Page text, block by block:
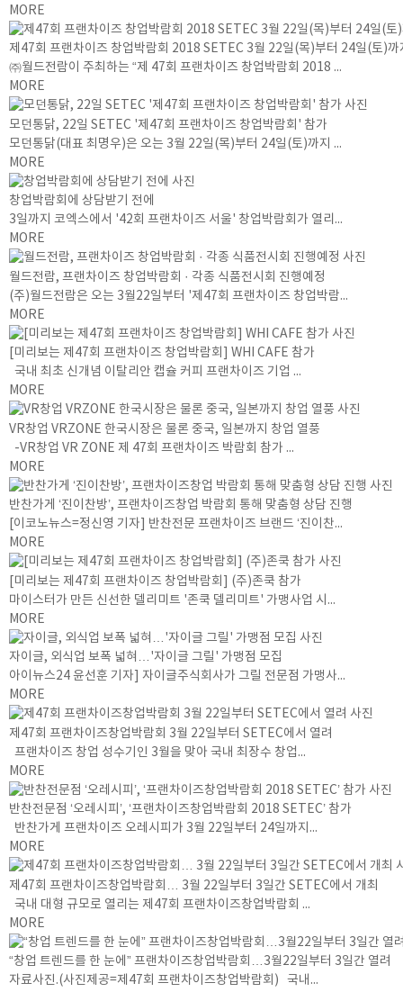
MORE
제47회 프랜차이즈 창업박람회 2018 SETEC 3월 22일(목)부터 24일(토)까
㈜월드전람이 주최하는 “제 47회 프랜차이즈 창업박람회 2018 ...
MORE
모던통닭, 22일 SETEC '제47회 프랜차이즈 창업박람회' 참가
모던통닭(대표 최명우)은 오는 3월 22일(목)부터 24일(토)까지 ...
MORE
창업박람회에 상담받기 전에
3일까지 코엑스에서 '42회 프랜차이즈 서울' 창업박람회가 열리...
MORE
월드전람, 프랜차이즈 창업박람회 · 각종 식품전시회 진행예정
(주)월드전람은 오는 3월22일부터 '제47회 프랜차이즈 창업박람...
MORE
[미리보는 제47회 프랜차이즈 창업박람회] WHI CAFE 참가
국내 최초 신개념 이탈리안 캡슐 커피 프랜차이즈 기업 ...
MORE
VR창업 VRZONE 한국시장은 물론 중국, 일본까지 창업 열풍
-VR창업 VR ZONE 제 47회 프랜차이즈 박람회 참가 ...
MORE
반찬가게 ‘진이찬방’, 프랜차이즈창업 박람회 통해 맞춤형 상담 진행
[이코노뉴스=정신영 기자] 반찬전문 프랜차이즈 브랜드 ‘진이찬...
MORE
[미리보는 제47회 프랜차이즈 창업박람회] (주)존쿡 참가
마이스터가 만든 신선한 델리미트 '존쿡 델리미트' 가맹사업 시...
MORE
자이글, 외식업 보폭 넓혀…'자이글 그릴' 가맹점 모집
아이뉴스24 윤선훈 기자] 자이글주식회사가 그릴 전문점 가맹사...
MORE
제47회 프랜차이즈창업박람회 3월 22일부터 SETEC에서 열려
프랜차이즈 창업 성수기인 3월을 맞아 국내 최장수 창업...
MORE
반찬전문점 ‘오레시피’, ‘프랜차이즈창업박람회 2018 SETEC’ 참가
반찬가게 프랜차이즈 오레시피가 3월 22일부터 24일까지...
MORE
제47회 프랜차이즈창업박람회… 3월 22일부터 3일간 SETEC에서 개최
국내 대형 규모로 열리는 제47회 프랜차이즈창업박람회 ...
MORE
“창업 트렌드를 한 눈에” 프랜차이즈창업박람회…3월22일부터 3일간 열려
자료사진.(사진제공=제47회 프랜차이즈창업박람회) 국내...